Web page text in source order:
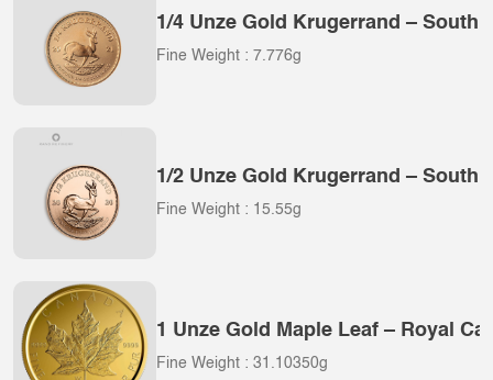
1/4 Unze Gold Krugerrand – South
Fine Weight : 7.776g
1/2 Unze Gold Krugerrand – South
Fine Weight : 15.55g
1 Unze Gold Maple Leaf – Royal
Fine Weight : 31.10350g